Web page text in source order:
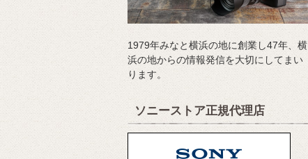
1979年みなと横浜の地に創業し47年、横
浜の地からの情報発信を大切にしてまい
ります。
ソニーストア正規代理店